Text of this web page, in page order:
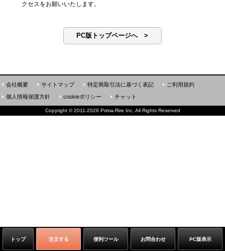
クセスをお願いいたします。
PC版トップページへ >
トップ 注文する 便利ツール お問合わせ PC版表示
会社概要 サイトマップ 特定商取引法に基づく表記
ご利用規約
個人情報保護方針
cookieポリシー チャット
Copyright ©2011-2026 Prima-Rire Inc. All Rights Reserved